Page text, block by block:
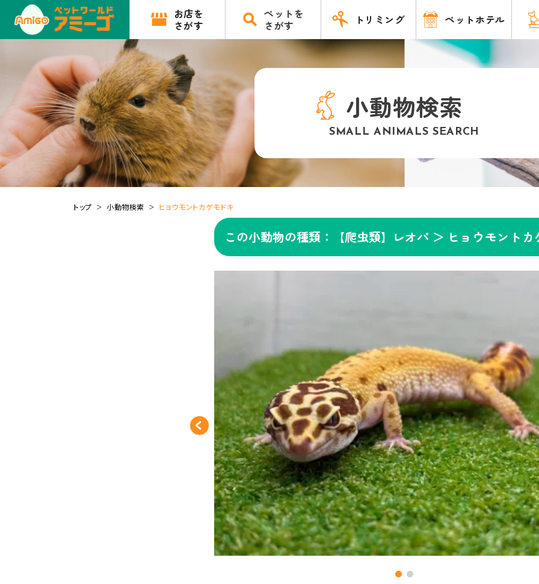
お店を
さがす
ペットを
さがす
トリミング ペットホテル
小動物検索
SMALL ANIMALS SEARCH
トップ 小動物検索 ヒョウモントカゲモドキ
この小動物の種類：【爬虫類】レオパ ＞ ヒョウモント